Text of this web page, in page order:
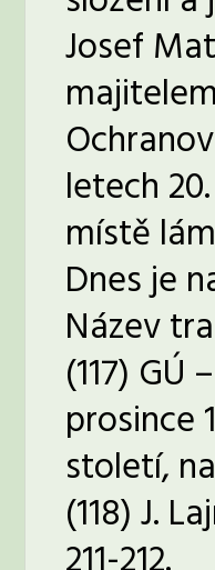
Josef
letech
místě
Dnes je
Název
(117)
prosince
století,
(118) J.